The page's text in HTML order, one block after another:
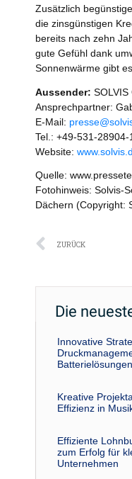
Zusätzlich
die zinsgünstigen
bereits nach zehn
gute Gefühl dank
Sonnenwärme gibt
Aussender: SOLVIS
Ansprechpartner:
E-Mail:
Tel.: +49-531-28904-
Website:
Quelle:
Fotohinweis: Solvis-
Dächern (Copyright:
Zurück
ZURÜCK
Die
Innovative
Batterielösungen
Kreative
Effizienz in
Effiziente
zum Erfolg für
Unternehmen